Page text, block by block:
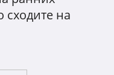
сходите на